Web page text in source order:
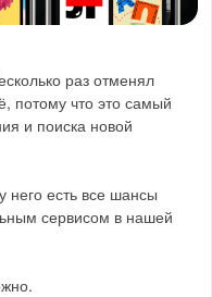
раз отменял
потому что это самый
и поиска новой
него есть все шансы
сервисом в нашей